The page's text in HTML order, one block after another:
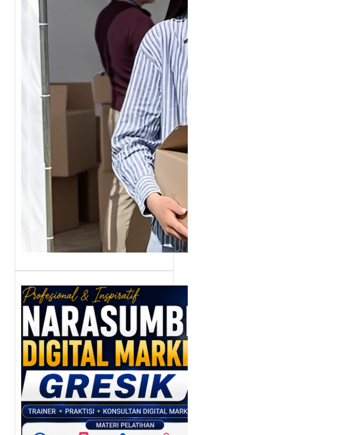
Tik Tok Buat
Jualan, Gimana
Strateginya ?
Baca Juga Cara
Berjualan Di Tiktokshop
TikTok menjadi tempat
Narasumber
Digital Marketing
Gresik:
Meningkatkan
Daya Saing SDM
dan Bisnis di Era
Transformasi
Digital